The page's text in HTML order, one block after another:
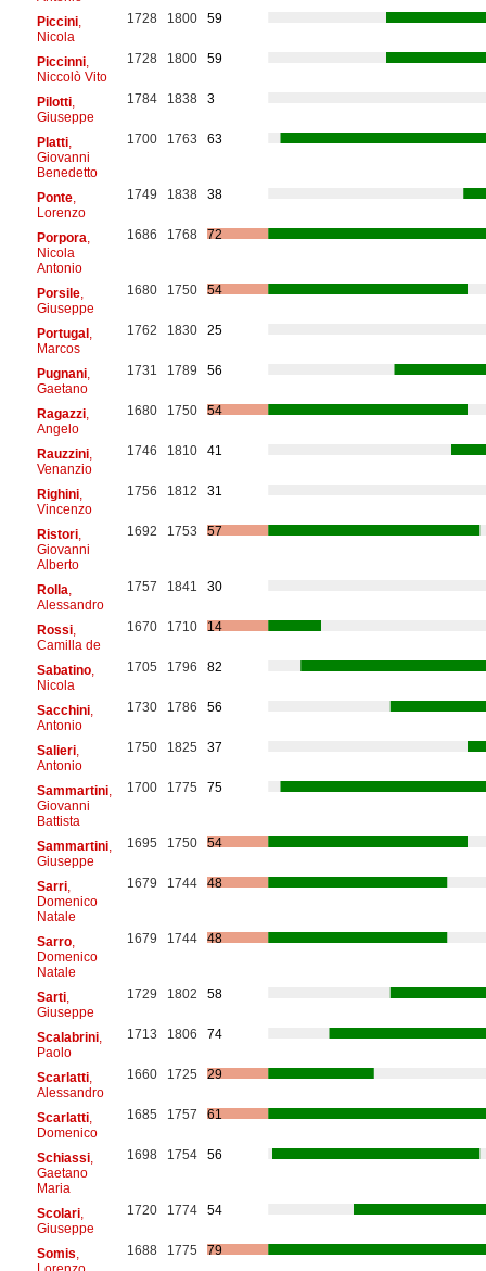
Piccini,
Nicola
1728 1800 59
Piccinni,
Niccolò Vito
1728 1800 59
Pilotti,
Giuseppe
1784 1838 3
Platti,
Giovanni
Benedetto
1700 1763 63
Ponte,
Lorenzo
1749 1838 38
Porpora,
Nicola
Antonio
1686 1768 72
Porsile,
Giuseppe
1680 1750 54
Portugal ,
Marcos
1762 1830 25
Pugnani,
Gaetano
1731 1789 56
Ragazzi,
Angelo
1680 1750 54
Rauzzini,
Venanzio
1746 1810 41
Righini,
Vincenzo
1756 1812 31
Ristori,
Giovanni
Alberto
1692 1753 57
Rolla,
Alessandro
1757 1841 30
Rossi,
Camilla de
1670 1710 14
Sabatino,
Nicola
1705 1796 82
Sacchini,
Antonio
1730 1786 56
Salieri,
Antonio
1750 1825 37
Sammartini,
Giovanni
Battista
1700 1775 75
Sammartini,
Giuseppe
1695 1750 54
Sarri,
Domenico
Natale
1679 1744 48
Sarro,
Domenico
Natale
1679 1744 48
Sarti,
Giuseppe
1729 1802 58
Scalabrini,
Paolo
1713 1806 74
Scarlatti,
Alessandro
1660 1725 29
Scarlatti,
Domenico
1685 1757 61
Schiassi,
Gaetano
Maria
1698 1754 56
Scolari,
Giuseppe
1720 1774 54
Somis,
1688 1775 79